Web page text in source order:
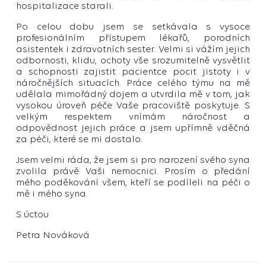
hospitalizace starali.
Po celou dobu jsem se setkávala s vysoce
profesionálním přístupem lékařů, porodních
asistentek i zdravotních sester. Velmi si vážím jejich
odbornosti, klidu, ochoty vše srozumitelně vysvětlit
a schopnosti zajistit pacientce pocit jistoty i v
náročnějších situacích. Práce celého týmu na mě
udělala mimořádný dojem a utvrdila mě v tom, jak
vysokou úroveň péče Vaše pracoviště poskytuje. S
velkým respektem vnímám náročnost a
odpovědnost jejich práce a jsem upřímně vděčná
za péči, které se mi dostalo.
Jsem velmi ráda, že jsem si pro narození svého syna
zvolila právě Vaši nemocnici. Prosím o předání
mého poděkování všem, kteří se podíleli na péči o
mě i mého syna.
S úctou
Petra Nováková